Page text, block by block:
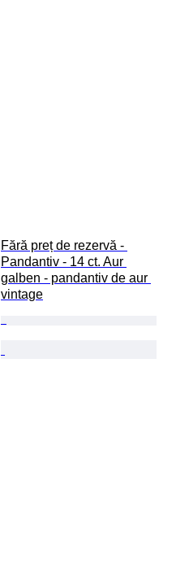
Fără preț de rezervă -
Pandantiv - 14 ct. Aur
galben - pandantiv de aur
vintage